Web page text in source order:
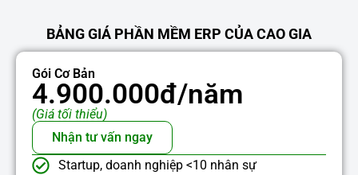
BẢNG GIÁ PHẦN MỀM ERP CỦA CAO GIA
Gói Cơ Bản
4.900.000đ/năm
(Giá tối thiểu)
Nhận tư vấn ngay
Startup, doanh nghiệp <10 nhân sự